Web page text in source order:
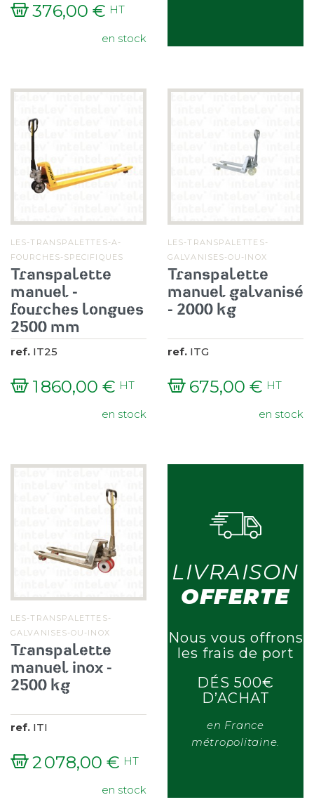
Prix
376,00 € HT
en stock
LES-TRANSPALETTES-A-
FOURCHES-SPECIFIQUES
Transpalette
manuel -
fourches longues
2500 mm
ref. IT25
Prix
1 860,00 € HT
en stock
LES-TRANSPALETTES-
GALVANISES-OU-INOX
Transpalette
manuel galvanisé
- 2000 kg
ref. ITG
Prix
675,00 € HT
en stock
LES-TRANSPALETTES-
GALVANISES-OU-INOX
Transpalette
manuel inox -
2500 kg
ref. ITI
Prix
2 078,00 € HT
en stock
LIVRAISON
OFFERTE
Nous vous offrons
les frais de port
DÉS 500€
D’ACHAT
en France
métropolitaine.